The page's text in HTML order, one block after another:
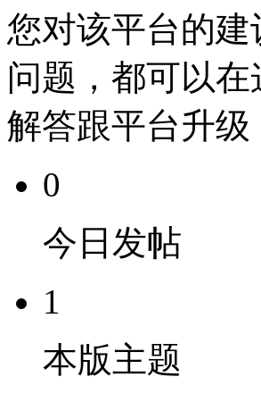
您对该平台的
问题，都可以
解答跟平台升级
0
今日发帖
1
本版主题